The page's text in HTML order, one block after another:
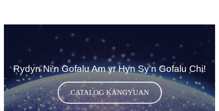
Rydyn Ni'n Gofalu Am yr Hyn Sy'n Gofalu Chi!
CATALOG KANGYUAN